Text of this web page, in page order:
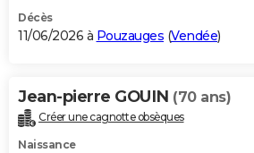
Décès
11/06/2026 à Pouzauges (Vendée)
Jean-pierre GOUIN (70 ans)
Créer une cagnotte obsèques
Naissance